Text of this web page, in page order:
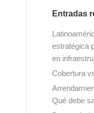
Entradas
estratégica
en
Cobertura
Qué debe